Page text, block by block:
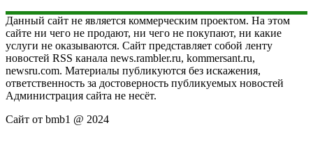
Данный сайт не является коммерческим проектом. На этом
сайте ни чего не продают, ни чего не покупают, ни какие
услуги не оказываются. Сайт представляет собой ленту
новостей RSS канала news.rambler.ru, kommersant.ru,
newsru.com. Материалы публикуются без искажения,
ответственность за достоверность публикуемых новостей
Администрация сайта не несёт.
Сайт от bmb1 @ 2024